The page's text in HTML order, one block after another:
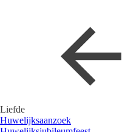
Liefde
Huwelijksaanzoek